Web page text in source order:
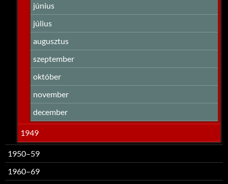
június
július
augusztus
szeptember
október
november
december
1949
1950–59
1960–69